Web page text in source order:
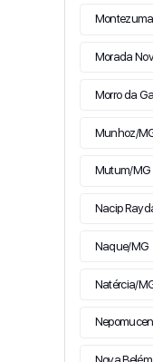
Morada
Morro da
Munhoz/
Mutum/MG
Nacip
Naque/MG
Natércia/